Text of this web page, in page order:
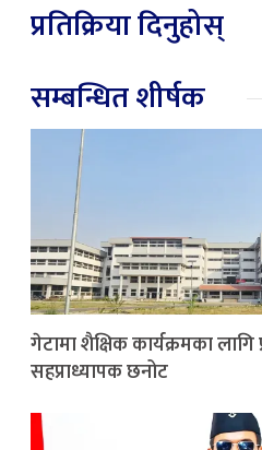
प्रतिक्रिया दिनुहोस्
सम्बन्धित शीर्षक
गेटामा शैक्षिक कार्यक्रमका लागि
सहप्राध्यापक छनोट